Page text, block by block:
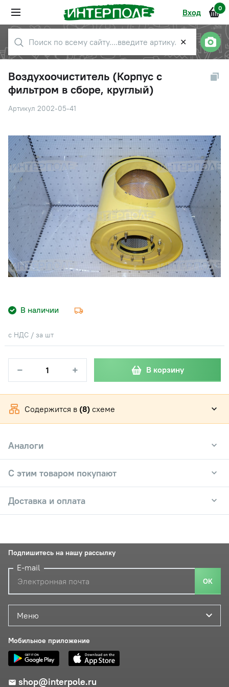
Вход 0
✕
Воздухоочиститель (Корпус с
фильтром в сборе, круглый)
Артикул 2002-05-41
В наличии
с НДС / за шт
− + В корзину
Содержится в (8) схеме
Аналоги
С этим товаром покупают
Доставка и оплата
Меню
Мобильное приложение
shop@interpole.ru
Подпишитесь на нашу рассылку
E-mail
ОК